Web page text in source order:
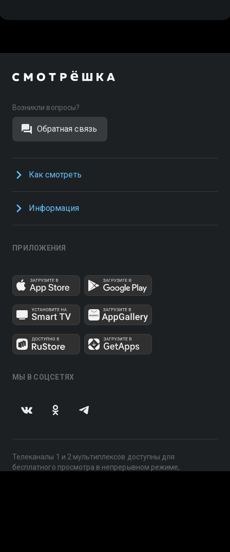
Возникли вопросы?
Обратная связь
Как смотреть
Информация
ПРИЛОЖЕНИЯ
МЫ В СОЦСЕТЯХ
Телеканалы 1 и 2 мультиплексов доступны для
бесплатного просмотра в непрерывном режиме,